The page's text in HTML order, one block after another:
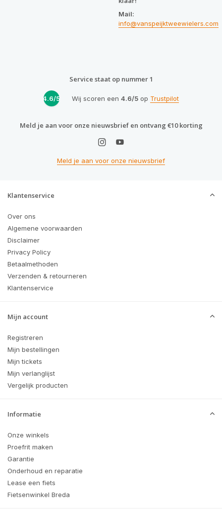
Mail:
info@vanspeijktweewielers.com
Service staat op nummer 1
4.6/5 Wij scoren een 4.6/5op Trustpilot
Meld je aan voor onze nieuwsbrief en ontvang €10 korting
Meld je aan voor onze nieuwsbrief
Klantenservice
Over ons
Algemene voorwaarden
Disclaimer
Privacy Policy
Betaalmethoden
Verzenden & retourneren
Klantenservice
Mijn account
Registreren
Mijn bestellingen
Mijn tickets
Mijn verlanglijst
Vergelijk producten
Informatie
Onze winkels
Proefrit maken
Garantie
Onderhoud en reparatie
Lease een fiets
Fietsenwinkel Breda